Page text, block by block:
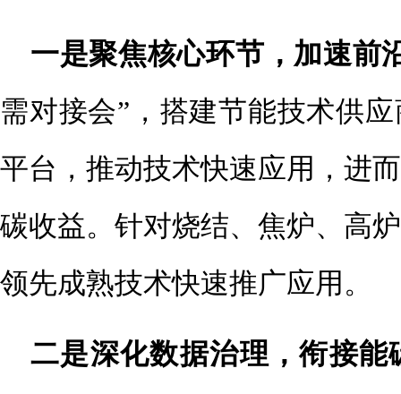
一是聚焦核心环节，加速前
需对接会”，搭建节能技术供
平台，推动技术快速应用，进
碳收益。针对烧结、焦炉、高
领先成熟技术快速推广应用。
二是深化数据治理，衔接能